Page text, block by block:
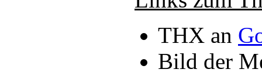
THX an
Bild der